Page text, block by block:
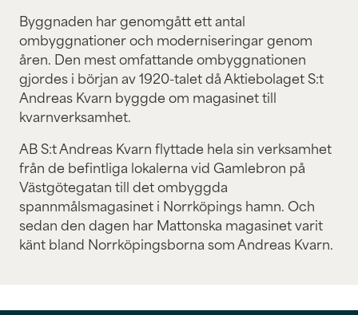
Byggnaden har genomgått ett antal
ombyggnationer och moderniseringar genom
åren. Den mest omfattande ombyggnationen
gjordes i början av 1920-talet då Aktiebolaget S:t
Andreas Kvarn byggde om magasinet till
kvarnverksamhet.
AB S:t Andreas Kvarn flyttade hela sin verksamhet
från de befintliga lokalerna vid Gamlebron på
Västgötegatan till det ombyggda
spannmålsmagasinet i Norrköpings hamn. Och
sedan den dagen har Mattonska magasinet varit
känt bland Norrköpingsborna som Andreas Kvarn.